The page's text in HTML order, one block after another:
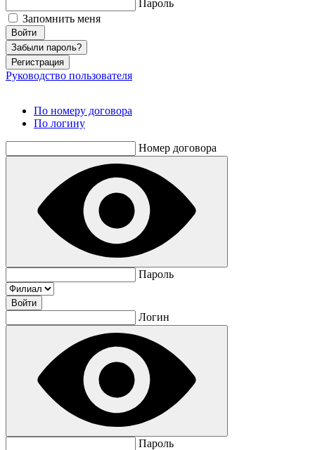
Пароль
Запомнить меня
Забыли пароль?
Регистрация
Руководство пользователя
По номеру договора
По логину
Номер договора
Пароль
Логин
Пароль